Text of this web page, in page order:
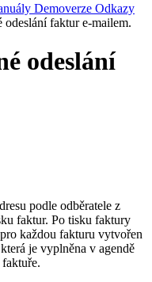
Demoverze Odkazy
faktur e-mailem.
odeslání
podle odběratele z
faktur. Po tisku faktury
každou fakturu vytvořen
je vyplněna v agendě